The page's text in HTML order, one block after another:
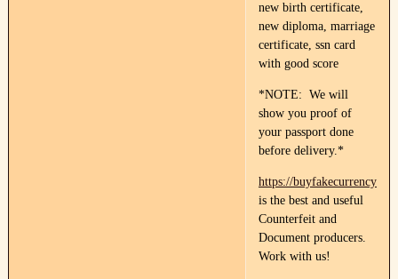
new birth certificate,
new diploma, marriage
certificate, ssn card
with good score
*NOTE: We will
show you proof of
your passport done
before delivery.*
https://
is the best and useful
Counterfeit and
Document producers.
Work with us!